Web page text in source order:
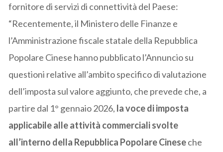
fornitore di servizi di connettività del Paese:
“Recentemente, il Ministero delle Finanze e
l’Amministrazione fiscale statale della Repubblica
Popolare Cinese hanno pubblicato l’Annuncio su
questioni relative all’ambito specifico di valutazione
dell’imposta sul valore aggiunto, che prevede che, a
partire dal 1° gennaio 2026, la voce di imposta
applicabile alle attività commerciali svolte
all’interno della Repubblica Popolare Cineseche